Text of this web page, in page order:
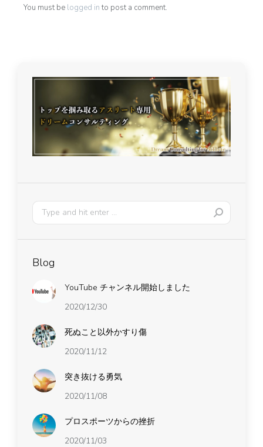
You must be logged in to post a comment.
Blog
YouTube チャンネル開始しました
2020/12/30
死ぬこと以外かすり傷
2020/11/12
突き抜ける勇気
2020/11/08
プロスポーツからの挫折
2020/11/03